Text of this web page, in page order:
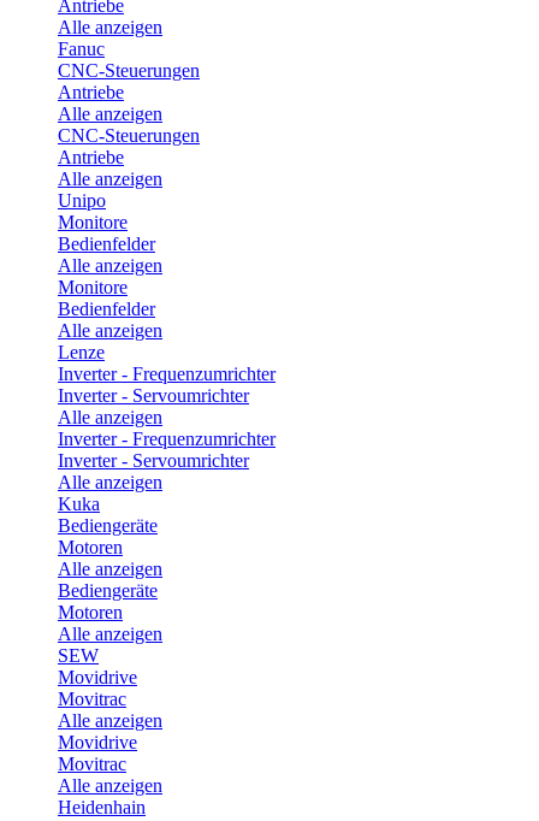
Antriebe
Alle anzeigen
Fanuc
CNC-Steuerungen
Antriebe
Alle anzeigen
CNC-Steuerungen
Antriebe
Alle anzeigen
Unipo
Monitore
Bedienfelder
Alle anzeigen
Monitore
Bedienfelder
Alle anzeigen
Lenze
Inverter - Frequenzumrichter
Inverter - Servoumrichter
Alle anzeigen
Inverter - Frequenzumrichter
Inverter - Servoumrichter
Alle anzeigen
Kuka
Bediengeräte
Motoren
Alle anzeigen
Bediengeräte
Motoren
Alle anzeigen
SEW
Movidrive
Movitrac
Alle anzeigen
Movidrive
Movitrac
Alle anzeigen
Heidenhain